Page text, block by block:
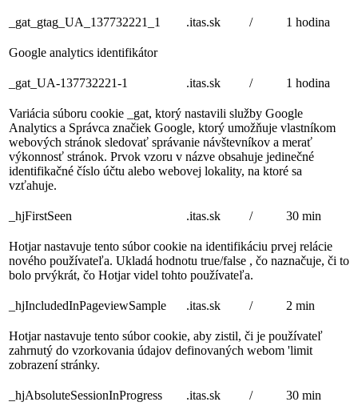
_gat_gtag_UA_137732221_1 .itas.sk / 1 hodina
Google analytics identifikátor
_gat_UA-137732221-1 .itas.sk / 1 hodina
Variácia súboru cookie _gat, ktorý nastavili služby Google
Analytics a Správca značiek Google, ktorý umožňuje vlastníkom
webových stránok sledovať správanie návštevníkov a merať
výkonnosť stránok. Prvok vzoru v názve obsahuje jedinečné
identifikačné číslo účtu alebo webovej lokality, na ktoré sa
vzťahuje.
_hjFirstSeen .itas.sk / 30 min
Hotjar nastavuje tento súbor cookie na identifikáciu prvej relácie
nového používateľa. Ukladá hodnotu true/false , čo naznačuje, či to
bolo prvýkrát, čo Hotjar videl tohto používateľa.
_hjIncludedInPageviewSample .itas.sk / 2 min
Hotjar nastavuje tento súbor cookie, aby zistil, či je používateľ
zahrnutý do vzorkovania údajov definovaných webom 'limit
zobrazení stránky.
_hjAbsoluteSessionInProgress .itas.sk / 30 min